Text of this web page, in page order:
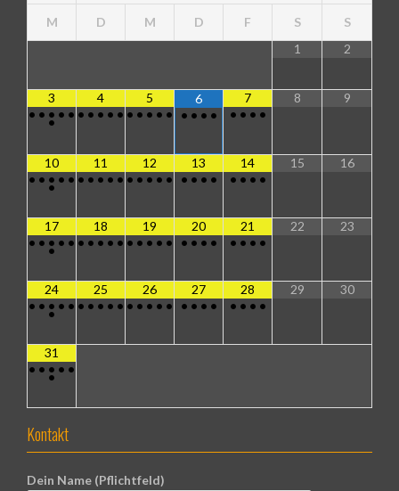
M D M D F S
S
1
2
3
• • • • •
•
4
• • • • •
5
• • • • •
6
• • • •
7
• • • •
8 9
10
• • • • •
•
11
• • • • •
12
• • • • •
13
• • • •
14
• • • •
15 16
17
• • • • •
•
18
• • • • •
19
• • • • •
20
• • • •
21
• • • •
22 23
24
• • • • •
•
25
• • • • •
26
• • • • •
27
• • • •
28
• • • •
29 30
31
• • • • •
•
Kontakt
Dein Name (Pflichtfeld)